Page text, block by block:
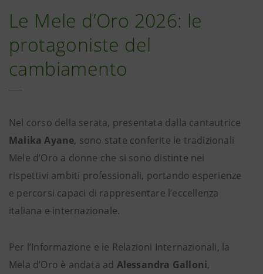
Le Mele d’Oro 2026: le
protagoniste del
cambiamento
Nel corso della serata, presentata dalla cantautrice
Malika Ayane, sono state conferite le tradizionali
Mele d’Oro a donne che si sono distinte nei
rispettivi ambiti professionali, portando esperienze
e percorsi capaci di rappresentare l’eccellenza
italiana e internazionale.
Per l’Informazione e le Relazioni Internazionali, la
Mela d’Oro è andata ad Alessandra Galloni,